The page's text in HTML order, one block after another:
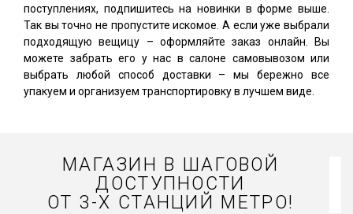
поступлениях, подпишитесь на новинки в форме выше.
Так вы точно не пропустите искомое. А если уже выбрали
подходящую вещицу – оформляйте заказ онлайн. Вы
можете забрать его у нас в салоне самовывозом или
выбрать любой способ доставки – мы бережно все
упакуем и организуем транспортировку в лучшем виде.
МАГАЗИН В ШАГОВОЙ
ДОСТУПНОСТИ
ОТ 3-Х СТАНЦИЙ МЕТРО!